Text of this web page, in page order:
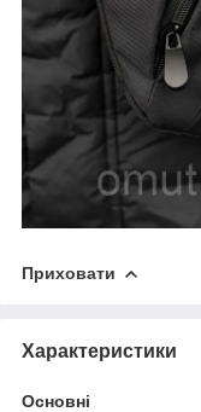
Приховати
Характеристики
Основні